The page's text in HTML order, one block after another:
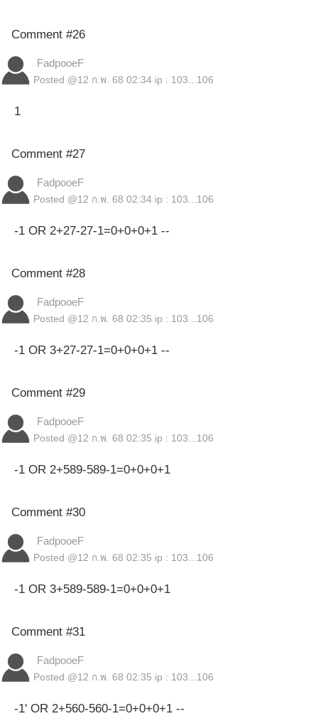
Comment #26
FadpooeF
Posted @12 ก.พ. 68 02:34 ip : 103...106
1
Comment #27
FadpooeF
Posted @12 ก.พ. 68 02:34 ip : 103...106
-1 OR 2+27-27-1=0+0+0+1 --
Comment #28
FadpooeF
Posted @12 ก.พ. 68 02:35 ip : 103...106
-1 OR 3+27-27-1=0+0+0+1 --
Comment #29
FadpooeF
Posted @12 ก.พ. 68 02:35 ip : 103...106
-1 OR 2+589-589-1=0+0+0+1
Comment #30
FadpooeF
Posted @12 ก.พ. 68 02:35 ip : 103...106
-1 OR 3+589-589-1=0+0+0+1
Comment #31
FadpooeF
Posted @12 ก.พ. 68 02:35 ip : 103...106
-1' OR 2+560-560-1=0+0+0+1 --